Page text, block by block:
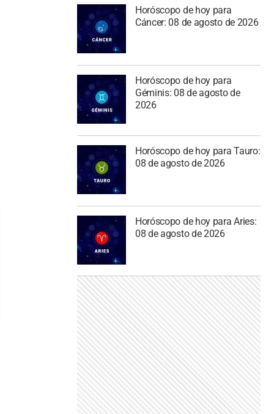
Horóscopo de hoy para
Cáncer: 08 de agosto de 2026
Horóscopo de hoy para
Géminis: 08 de agosto de
2026
Horóscopo de hoy para Tauro:
08 de agosto de 2026
Horóscopo de hoy para Aries:
08 de agosto de 2026